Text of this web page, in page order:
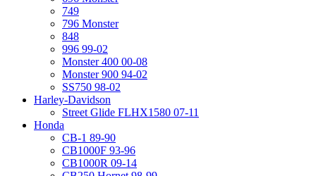
749
796 Monster
848
996 99-02
Monster 400 00-08
Monster 900 94-02
SS750 98-02
Harley-Davidson
Street Glide FLHX1580 07-11
Honda
CB-1 89-90
CB1000F 93-96
CB1000R 09-14